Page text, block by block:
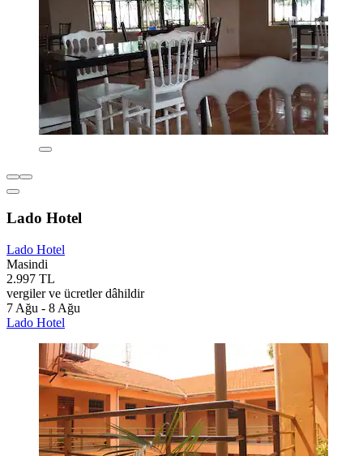
Lado Hotel
Lado Hotel
Masindi
2.997 TL
vergiler ve ücretler dâhildir
7 Ağu - 8 Ağu
Lado Hotel